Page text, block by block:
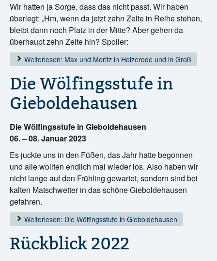
Wir hatten ja Sorge, dass das nicht passt. Wir haben
überlegt: „Hm, wenn da jetzt zehn Zelte in Reihe stehen,
bleibt dann noch Platz in der Mitte? Aber gehen da
überhaupt zehn Zelte hin? Spoiler:
Weiterlesen: Max und Moritz in Holzerode und in Groß
Die Wölfingsstufe in
Gieboldehausen
Die Wölfingsstufe in Gieboldehausen
06. – 08. Januar 2023
Es juckte uns in den Füßen, das Jahr hatte begonnen
und alle wollten endlich mal wieder los. Also haben wir
nicht lange auf den Frühling gewartet, sondern sind bei
kalten Matschwetter in das schöne Gieboldehausen
gefahren.
Weiterlesen: Die Wölfingsstufe in Gieboldehausen
Rückblick 2022